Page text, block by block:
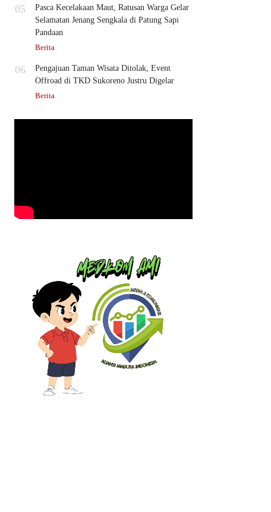
05
Pasca Kecelakaan Maut, Ratusan Warga Gelar
Selamatan Jenang Sengkala di Patung Sapi
Pandaan
Berita
06
Pengajuan Taman Wisata Ditolak, Event
Offroad di TKD Sukoreno Justru Digelar
Berita